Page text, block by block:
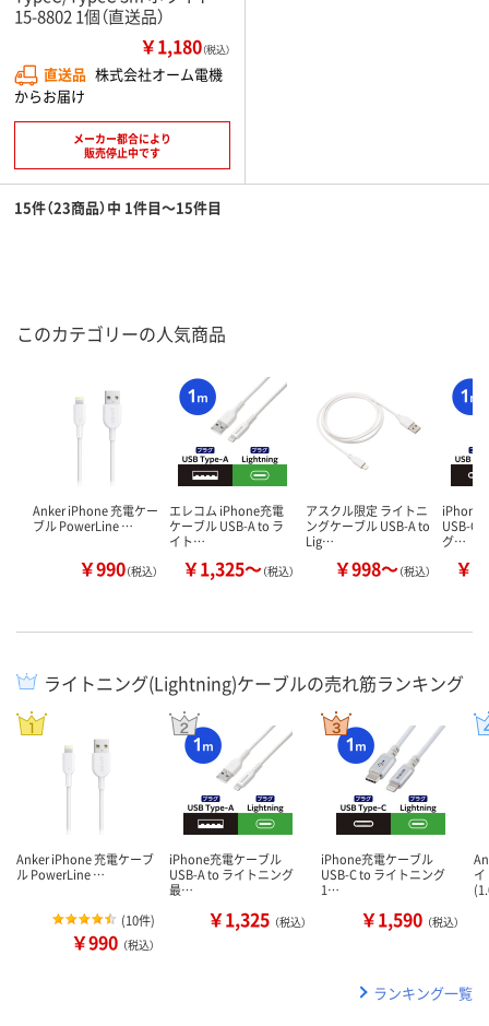
15-8802 1個（直送品）
￥1,180（税込）
直送品 株式会社オーム電機
からお届け
メーカー都合により
販売停止中です
15件（23商品）中 1件目～15件目
このカテゴリーの人気商品
Anker iPhone 充電ケー
ブル PowerLine …
￥990（税込）
エレコム iPhone充電
ケーブル USB-A to ラ
イト…
￥1,325～（税込）
アスクル限定 ライトニ
ングケーブル USB-A to
Lig…
￥998～（税込）
iPhone
USB-C
グ…
￥
ライトニング(Lightning)ケーブルの売れ筋ランキング
Anker iPhone 充電ケーブ
ル PowerLine …
(10件)
￥990 （税込）
iPhone充電ケーブル
USB-A to ライトニング
最…
￥1,325 （税込）
iPhone充電ケーブル
USB-C to ライトニング
1…
￥1,590 （税込）
ランキング一覧